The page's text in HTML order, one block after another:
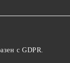
с GDPR.